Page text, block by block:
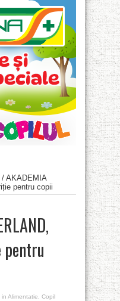
/ AKADEMIA
pentru copii
in Alimentatie
Copil